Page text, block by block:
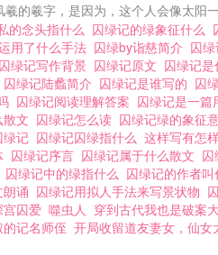
的羲字，是因为，这个人会像太阳
的念头指什么 囚绿记的绿象征什么
用了什么手法 囚绿by诣慈简介 囚
囚绿记写作背景 囚绿记原文 囚绿记
囚绿记陆蠡简介 囚绿记是谁写的 囚
囚绿记阅读理解答案 囚绿记是一篇
文 囚绿记怎么读 囚绿记绿的象征
绿记 囚绿记囚绿指什么 这样写有怎
囚绿记序言 囚绿记属于什么散文 囚
囚绿记中的绿指什么 囚绿记的作者叫
诵 囚绿记用拟人手法来写景状物
宫囚爱 噬虫人 穿到古代我也是破案
记名师侄 开局收留道友妻女，仙女